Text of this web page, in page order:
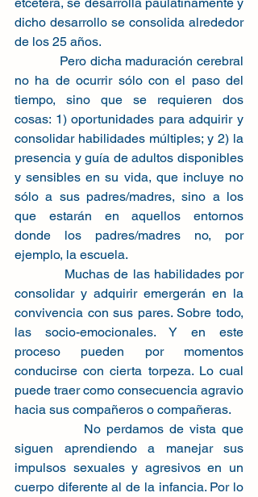
dicho desarrollo se consolida alrededor
de los 25 años.
Pero dicha maduración cerebral
no ha de ocurrir sólo con el paso del
tiempo, sino que se requieren dos
cosas: 1) oportunidades para adquirir y
consolidar habilidades múltiples; y 2) la
presencia y guía de adultos disponibles
y sensibles en su vida, que incluye no
sólo a sus padres/madres, sino a los
que estarán en aquellos entornos
donde los padres/madres no, por
ejemplo, la escuela.
Muchas de las habilidades por
consolidar y adquirir emergerán en la
convivencia con sus pares. Sobre todo,
las socio-emocionales. Y en este
proceso pueden por momentos
conducirse con cierta torpeza. Lo cual
puede traer como consecuencia agravio
hacia sus compañeros o compañeras.
No perdamos de vista que
siguen aprendiendo a manejar sus
impulsos sexuales y agresivos en un
cuerpo diferente al de la infancia. Por lo